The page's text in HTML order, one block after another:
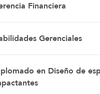
Financiera
Gerenciales
en Diseño de